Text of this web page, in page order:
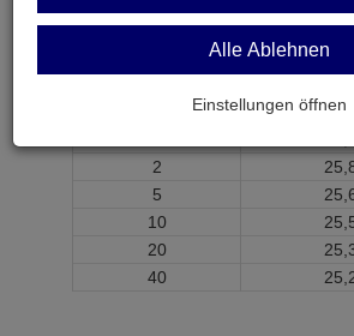
LED-Schaltnetzteil 143-286V 350mA
ab Menge
Preis
2
25,
5
25,
10
25,
20
25,
40
25,
Alle Ablehnen
Einstellungen öffnen